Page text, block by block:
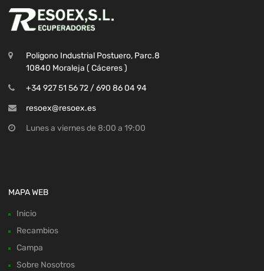
Poligono Industrial Postuero, Parc.8
10840 Moraleja ( Cáceres )
+34 927 51 56 72 / 690 86 04 94
resoex@resoex.es
Lunes a viernes de 8:00 a 19:00
MAPA WEB
Inicio
Recambios
Campa
Sobre Nosotros